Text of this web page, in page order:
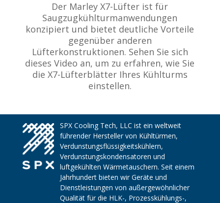
Der Marley X7-Lüfter ist für
Saugzugkühlturmanwendungen
konzipiert und bietet deutliche Vorteile
gegenüber anderen
Lüfterkonstruktionen. Sehen Sie sich
dieses Video an, um zu erfahren, wie Sie
die X7-Lüfterblätter Ihres Kühlturms
einstellen.
SPX Cooling Tech, LLC ist ein weltweit
führender Hersteller von Kühltürmen,
Verdunstungsflüssigkeitskühlern,
Verdunstungskondensatoren und
luftgekühlten Wärmetauschern. Seit einem
Jahrhundert bieten wir Geräte und
Dienstleistungen von außergewöhnlicher
Qualität für die HLK-, Prozesskühlungs-,